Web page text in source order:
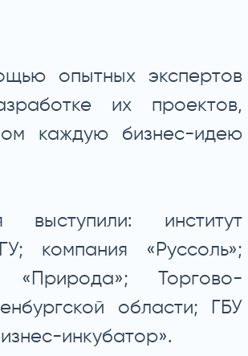
опытных экспертов
их проектов,
каждую бизнес-идею
выступили: институт
компания «Руссоль»;
«Природа»; Торгово-
области; ГБУ
инкубатор».